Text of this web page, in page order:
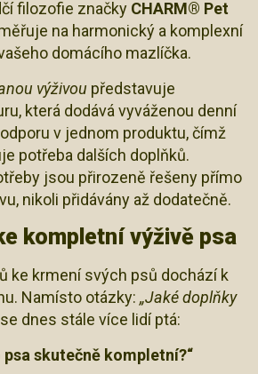
filozofie značky CHARM® Pet
na harmonický a komplexní
domácího mazlíčka.
výživou představuje
která dodává vyváženou denní
v jednom produktu, čímž
potřeba dalších doplňků.
jsou přirozeně řešeny přímo
nikoli přidávány až dodatečně.
kompletní výživě psa
ke krmení svých psů dochází k
Namísto otázky: „Jaké doplňky
dnes stále více lidí ptá:
skutečně kompletní?“